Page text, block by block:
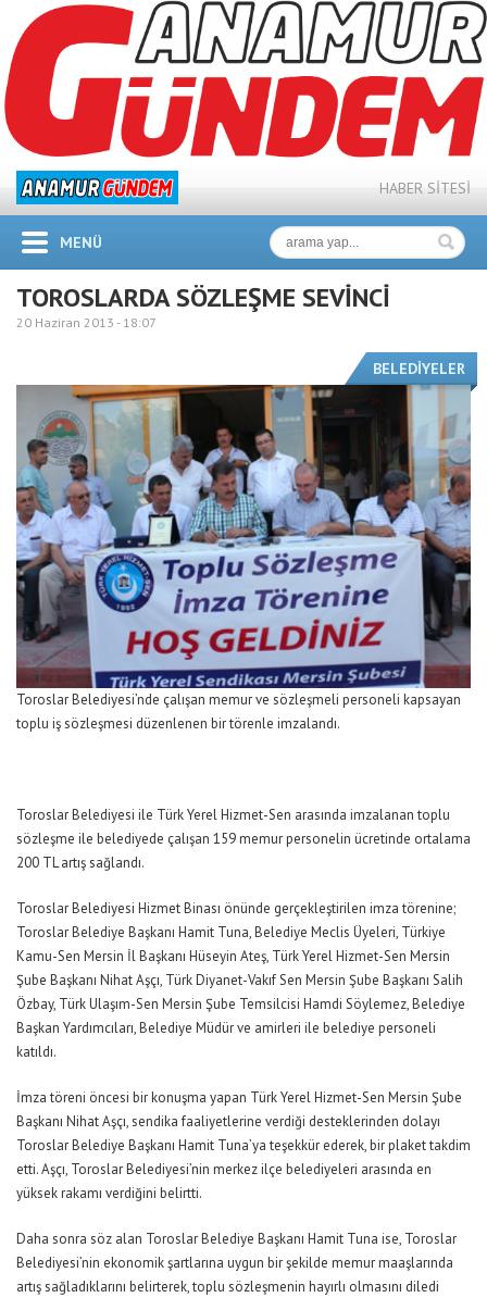
HABER SİTESİ
MENÜ
TOROSLARDA SÖZLEŞME SEVİNCİ
20 Haziran 2013 - 18:07
BELEDİYELER
Toroslar Belediyesi’nde çalışan memur ve sözleşmeli personeli kapsayan
toplu iş sözleşmesi düzenlenen bir törenle imzalandı.
Toroslar Belediyesi ile Türk Yerel Hizmet-Sen arasında imzalanan toplu
sözleşme ile belediyede çalışan 159 memur personelin ücretinde ortalama
200 TL artış sağlandı.
Toroslar Belediyesi Hizmet Binası önünde gerçekleştirilen imza törenine;
Toroslar Belediye Başkanı Hamit Tuna, Belediye Meclis Üyeleri, Türkiye
Kamu-Sen Mersin İl Başkanı Hüseyin Ateş, Türk Yerel Hizmet-Sen Mersin
Şube Başkanı Nihat Aşçı, Türk Diyanet-Vakıf Sen Mersin Şube Başkanı Salih
Özbay, Türk Ulaşım-Sen Mersin Şube Temsilcisi Hamdi Söylemez, Belediye
Başkan Yardımcıları, Belediye Müdür ve amirleri ile belediye personeli
katıldı.
İmza töreni öncesi bir konuşma yapan Türk Yerel Hizmet-Sen Mersin Şube
Başkanı Nihat Aşçı, sendika faaliyetlerine verdiği desteklerinden dolayı
Toroslar Belediye Başkanı Hamit Tuna’ya teşekkür ederek, bir plaket takdim
etti. Aşçı, Toroslar Belediyesi’nin merkez ilçe belediyeleri arasında en
yüksek rakamı verdiğini belirtti.
Daha sonra söz alan Toroslar Belediye Başkanı Hamit Tuna ise, Toroslar
Belediyesi’nin ekonomik şartlarına uygun bir şekilde memur maaşlarında
artış sağladıklarını belirterek, toplu sözleşmenin hayırlı olmasını diledi